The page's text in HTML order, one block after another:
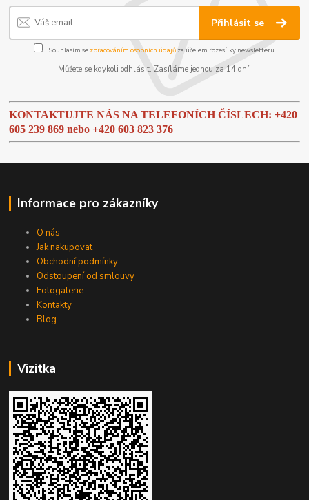
Přihlásit se
Souhlasím se zpracováním osobních údajůza účelem rozesílky newsletteru.
Můžete se kdykoli odhlásit. Zasíláme jednou za 14 dní.
KONTAKTUJTE NÁS NA TELEFONÍCH ČÍSLECH: +420
605 239 869 nebo+420 603 823 376
Informace pro zákazníky
O nás
Jak nakupovat
Obchodní podmínky
Odstoupení od smlouvy
Fotogalerie
Kontakty
Blog
Vizitka